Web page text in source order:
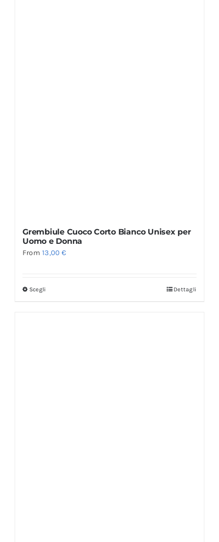
Grembiule Cuoco Corto Bianco Unisex per
Uomo e Donna
From13,00€
Scegli Dettagli